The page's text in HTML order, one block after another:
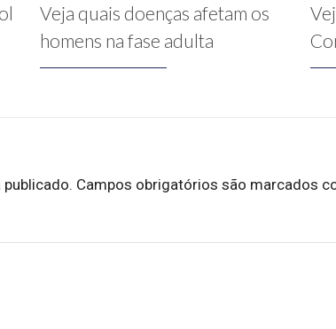
Veja quais doenças afetam os
homens na fase adulta
Campos obrigatórios são marcados